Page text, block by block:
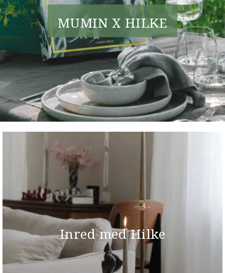
MUMIN X HILKE
Inred med Hilke